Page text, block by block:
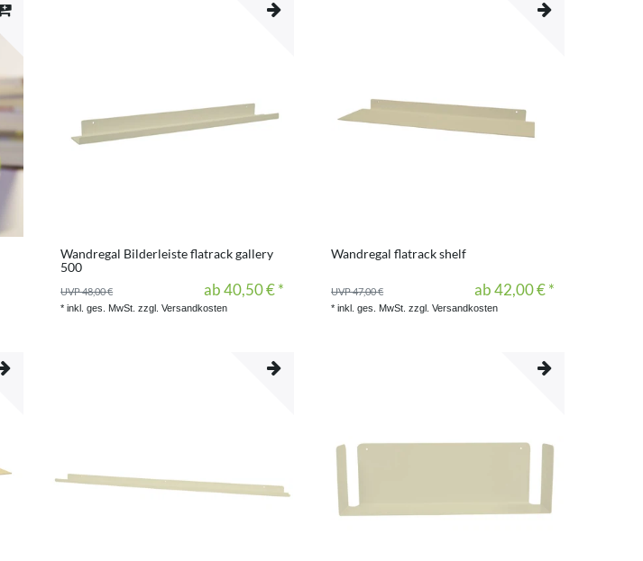
Wandregal Bilderleiste flatrack gallery
500
UVP 48,00 € ab 40,50 € *
*inkl. ges. MwSt. zzgl.Versandkosten
Wandregal flatrack shelf
UVP 47,00 € ab 42,00 € *
*inkl. ges. MwSt. zzgl.Versandkosten